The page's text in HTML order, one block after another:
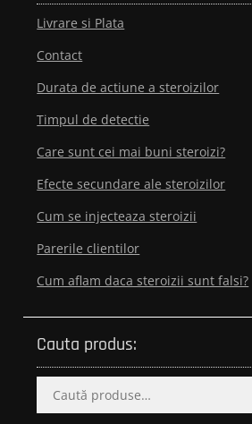
Livrare si Plata
Contact
Durata de actiune a steroizilor
Timpul de detectie
Care sunt cei mai buni steroizi?
Efecte secundare ale steroizilor
Cum se injecteaza steroizii
Parerile clientilor
Cum aflam daca steroizii sunt falsi?
Cauta produs:
după: